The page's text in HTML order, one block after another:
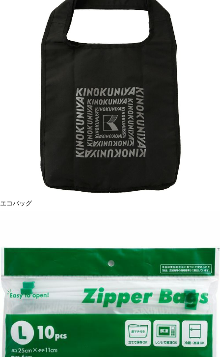
エコバッグ